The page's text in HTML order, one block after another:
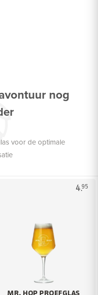
nog
voor de optimale
4.95
MR. HOP PROEFGLAS